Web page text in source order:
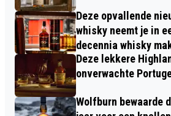
Deze opvallende
whisky neemt je in
decennia whisky
Deze lekkere
onverwachte
Wolfburn bewaarde